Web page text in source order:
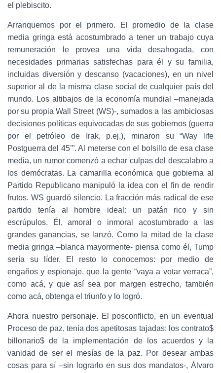
el plebiscito.
Arranquemos por el primero. El promedio de la clase
media gringa está acostumbrado a tener un trabajo cuya
remuneración le provea una vida desahogada, con
necesidades primarias satisfechas para él y su familia,
incluidas diversión y descanso (vacaciones), en un nivel
superior al de la misma clase social de cualquier país del
mundo. Los altibajos de la economía mundial –manejada
por su propia Wall Street (WS)-, sumados a las ambiciosas
decisiones políticas equivocadas de sus gobiernos (guerra
por el petróleo de Irak, p.ej.), minaron su “Way life
Postguerra del 45’”. Al meterse con el bolsillo de esa clase
media, un rumor comenzó a echar culpas del descalabro a
los demócratas. La camarilla económica que gobierna al
Partido Republicano manipuló la idea con el fin de rendir
frutos. WS guardó silencio. La fracción más radical de ese
partido tenía al hombre ideal: un patán rico y sin
escrúpulos. Él, amoral o inmoral acostumbrado a las
grandes ganancias, se lanzó. Como la mitad de la clase
media gringa –blanca mayormente- piensa como él, Tump
sería su líder. El resto lo conocemos: por medio de
engaños y espionaje, que la gente “vaya a votar verraca”,
como acá, y que así sea por margen estrecho, también
como acá, obtenga el triunfo y lo logró.
Ahora nuestro personaje. El posconflicto, en un eventual
Proceso de paz, tenía dos apetitosas tajadas: los contrato$
billonario$ de la implementación de los acuerdos y la
vanidad de ser el mesías de la paz. Por desear ambas
cosas para sí –sin lograrlo en sus dos mandatos-, Álvaro